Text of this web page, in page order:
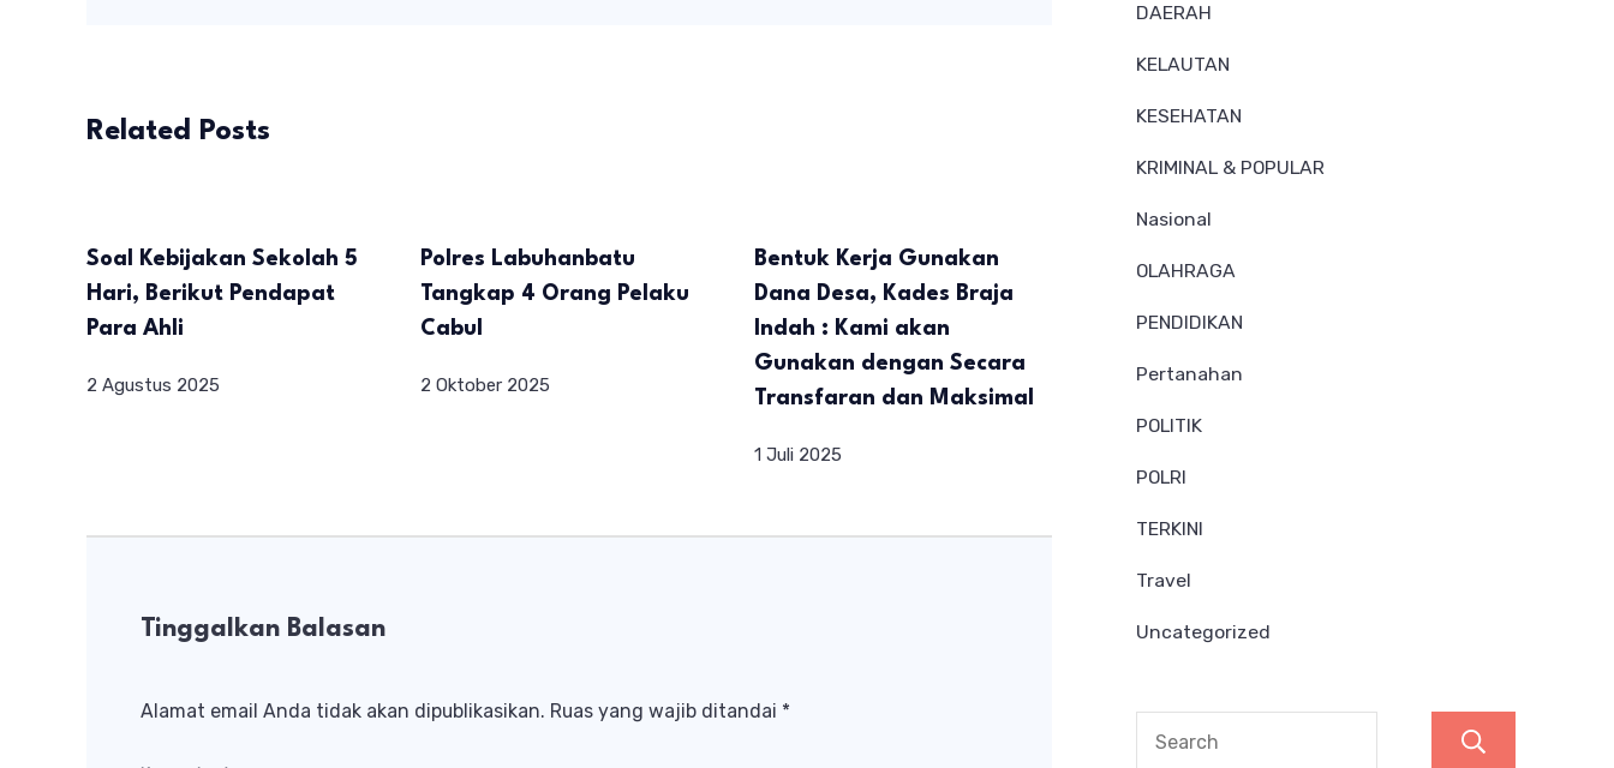
Related Posts
Soal Kebijakan Sekolah 5
Hari, Berikut Pendapat
Para Ahli
2 Agustus 2025
Polres Labuhanbatu
Tangkap 4 Orang Pelaku
Cabul
2 Oktober 2025
Bentuk Kerja Gunakan
Dana Desa, Kades Braja
Indah : Kami akan
Gunakan dengan Secara
Transfaran dan Maksimal
1 Juli 2025
Tinggalkan Balasan
Alamat email Anda tidak akan dipublikasikan. Ruas yang wajib ditandai *
DAERAH
KELAUTAN
KESEHATAN
KRIMINAL & POPULAR
Nasional
OLAHRAGA
PENDIDIKAN
Pertanahan
POLITIK
POLRI
TERKINI
Travel
Uncategorized